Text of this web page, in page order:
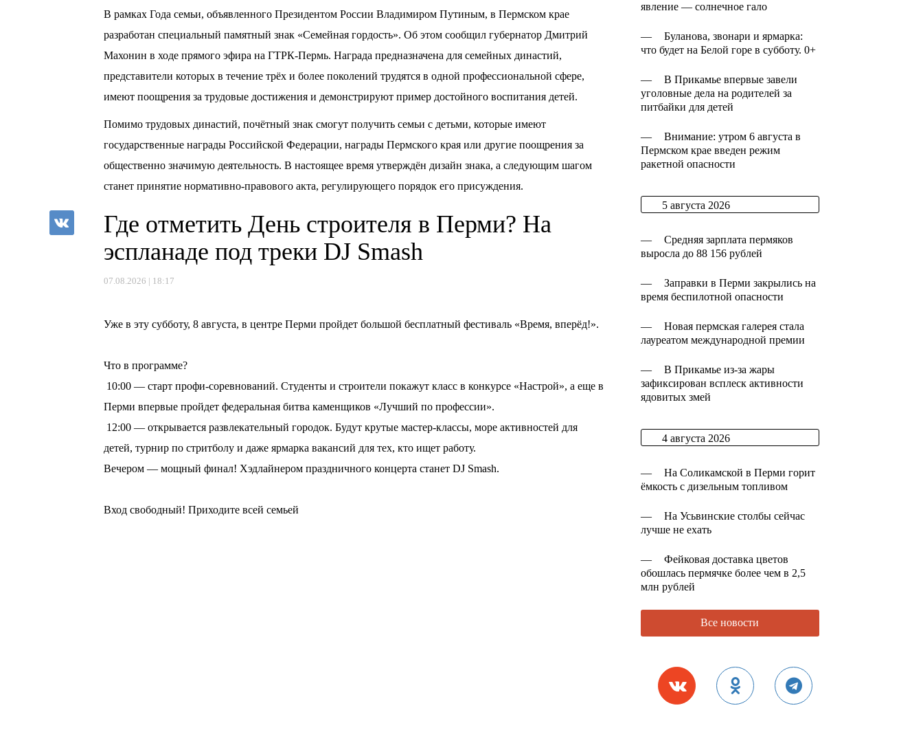
В рамках Года семьи, объявленного Президентом России Владимиром Путиным, в Пермском крае
разработан специальный памятный знак «Семейная гордость». Об этом сообщил губернатор Дмитрий
Махонин в ходе прямого эфира на ГТРК-Пермь. Награда предназначена для семейных династий,
представители которых в течение трёх и более поколений трудятся в одной профессиональной сфере,
имеют поощрения за трудовые достижения и демонстрируют пример достойного воспитания детей.
Помимо трудовых династий, почётный знак смогут получить семьи с детьми, которые имеют
государственные награды Российской Федерации, награды Пермского края или другие поощрения за
общественно значимую деятельность. В настоящее время утверждён дизайн знака, а следующим шагом
станет принятие нормативно-правового акта, регулирующего порядок его присуждения.
Где отметить День строителя в Перми? На
эспланаде под треки DJ Smash
07.08.2026 | 18:17
Уже в эту субботу, 8 августа, в центре Перми пройдет большой бесплатный фестиваль «Время, вперёд!».
Что в программе?
10:00 — старт профи-соревнований. Студенты и строители покажут класс в конкурсе «Настрой», а еще в
Перми впервые пройдет федеральная битва каменщиков «Лучший по профессии».
12:00 — открывается развлекательный городок. Будут крутые мастер-классы, море активностей для
детей, турнир по стритболу и даже ярмарка вакансий для тех, кто ищет работу.
Вечером — мощный финал! Хэдлайнером праздничного концерта станет DJ Smash.
Вход свободный! Приходите всей семьей
явление — солнечное гало
—
Буланова, звонари и ярмарка:
что будет на Белой горе в субботу. 0+
—
В Прикамье впервые завели
уголовные дела на родителей за
питбайки для детей
—
Внимание: утром 6 августа в
Пермском крае введен режим
ракетной опасности
5 августа 2026
—
Средняя зарплата пермяков
выросла до 88 156 рублей
—
Заправки в Перми закрылись на
время беспилотной опасности
—
Новая пермская галерея стала
лауреатом международной премии
—
В Прикамье из-за жары
зафиксирован всплеск активности
ядовитых змей
4 августа 2026
—
На Соликамской в Перми горит
ёмкость с дизельным топливом
—
На Усьвинские столбы сейчас
лучше не ехать
—
Фейковая доставка цветов
обошлась пермячке более чем в 2,5
млн рублей
Все новости